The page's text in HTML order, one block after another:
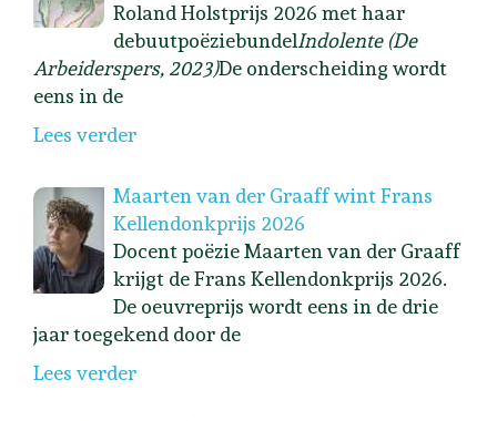
Roland Holstprijs 2026 met haar
debuutpoëziebundelIndolente (De
Arbeiderspers, 2023)De onderscheiding wordt
eens in de
Lees verder
Maarten van der Graaff wint Frans
Kellendonkprijs 2026
Docent poëzie Maarten van der Graaff
krijgt de Frans Kellendonkprijs 2026.
De oeuvreprijs wordt eens in de drie
jaar toegekend door de
Lees verder